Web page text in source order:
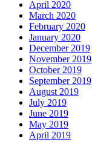
April 2020
March 2020
February 2020
January 2020
December 2019
November 2019
October 2019
September 2019
August 2019
July 2019
June 2019
May 2019
April 2019